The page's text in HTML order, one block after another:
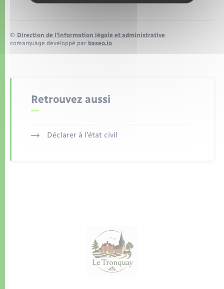
© Direction de l’information légale et administrative
comarquage developpé par baseo.io
Retrouvez aussi
Déclarer à l’état civil